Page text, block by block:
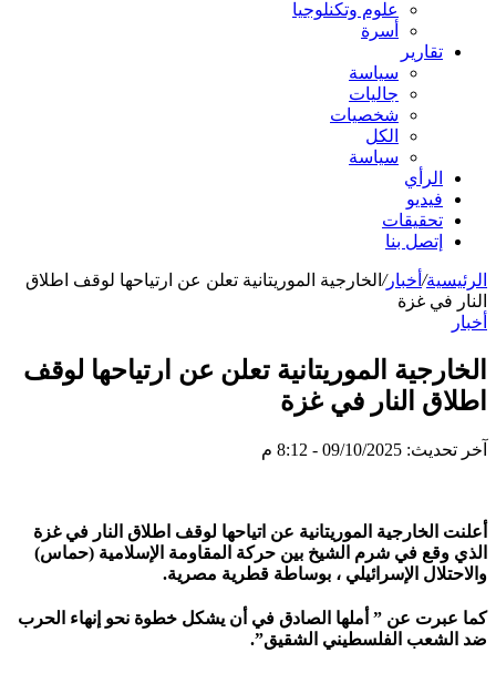
علوم وتكنلوجيا
أسرة
تقارير
سياسة
جاليات
شخصيات
الكل
سياسة
الرأي
فيديو
تحقيقات
إتصل بنا
الرئيسية/ أخبار/ الخارجية الموريتانية تعلن عن ارتياحها لوقف اطلاق
النار في غزة
أخبار
الخارجية الموريتانية تعلن عن ارتياحها لوقف
اطلاق النار في غزة
آخر تحديث: 09/10/2025 - 8:12 م
أعلنت الخارجية الموريتانية عن اتياحها لوقف اطلاق النار في غزة
الذي وقع في شرم الشيخ بين حركة المقاومة الإسلامية (حماس)
والاحتلال الإسرائيلي ، بوساطة قطرية مصرية.
كما عبرت عن ” أملها الصادق في أن يشكل خطوة نحو إنهاء الحرب
ضد الشعب الفلسطيني الشقيق”.